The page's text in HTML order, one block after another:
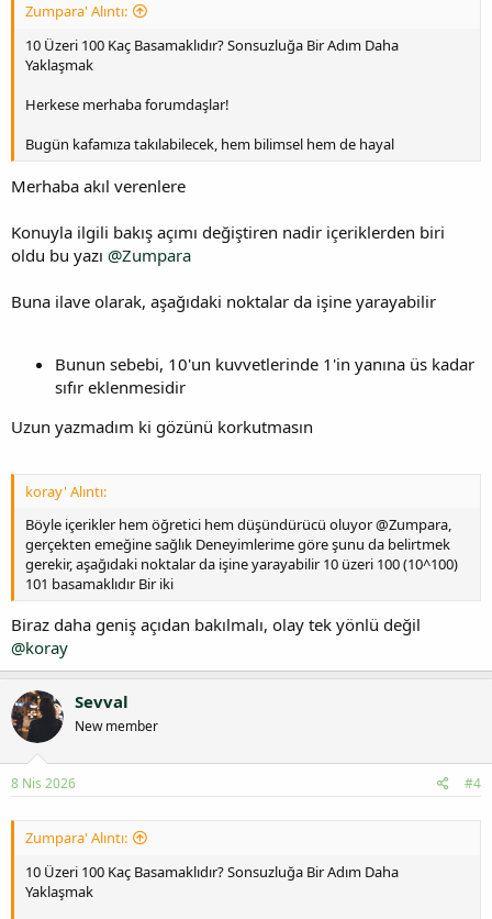
Zumpara' Alıntı:
10 Üzeri 100 Kaç Basamaklıdır? Sonsuzluğa Bir Adım Daha
Yaklaşmak
Herkese merhaba forumdaşlar!
Bugün kafamıza takılabilecek, hem bilimsel hem de hayal
Merhaba akıl verenlere
Konuyla ilgili bakış açımı değiştiren nadir içeriklerden biri
oldu bu yazı @Zumpara
Buna ilave olarak, aşağıdaki noktalar da işine yarayabilir
Bunun sebebi, 10'un kuvvetlerinde 1'in yanına üs kadar
sıfır eklenmesidir
Uzun yazmadım ki gözünü korkutmasın
koray' Alıntı:
Böyle içerikler hem öğretici hem düşündürücü oluyor @Zumpara,
gerçekten emeğine sağlık Deneyimlerime göre şunu da belirtmek
gerekir, aşağıdaki noktalar da işine yarayabilir 10 üzeri 100 (10^100)
101 basamaklıdır Bir iki
Biraz daha geniş açıdan bakılmalı, olay tek yönlü değil
@koray
Sevval
New member
8 Nis 2026 #4
Zumpara' Alıntı:
10 Üzeri 100 Kaç Basamaklıdır? Sonsuzluğa Bir Adım Daha
Yaklaşmak